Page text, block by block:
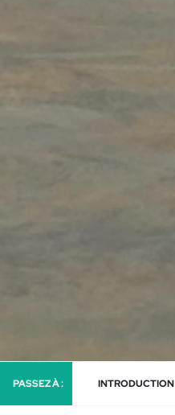
PASSEZ À : INTRODUCTION